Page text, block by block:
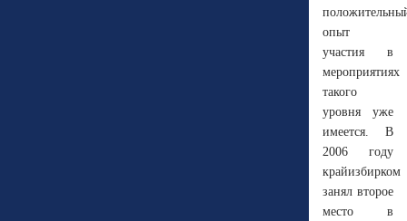
опыт
участия в
мероприятиях
такого
уровня уже
имеется. В
2006 году
крайизбирком
занял второе
место в